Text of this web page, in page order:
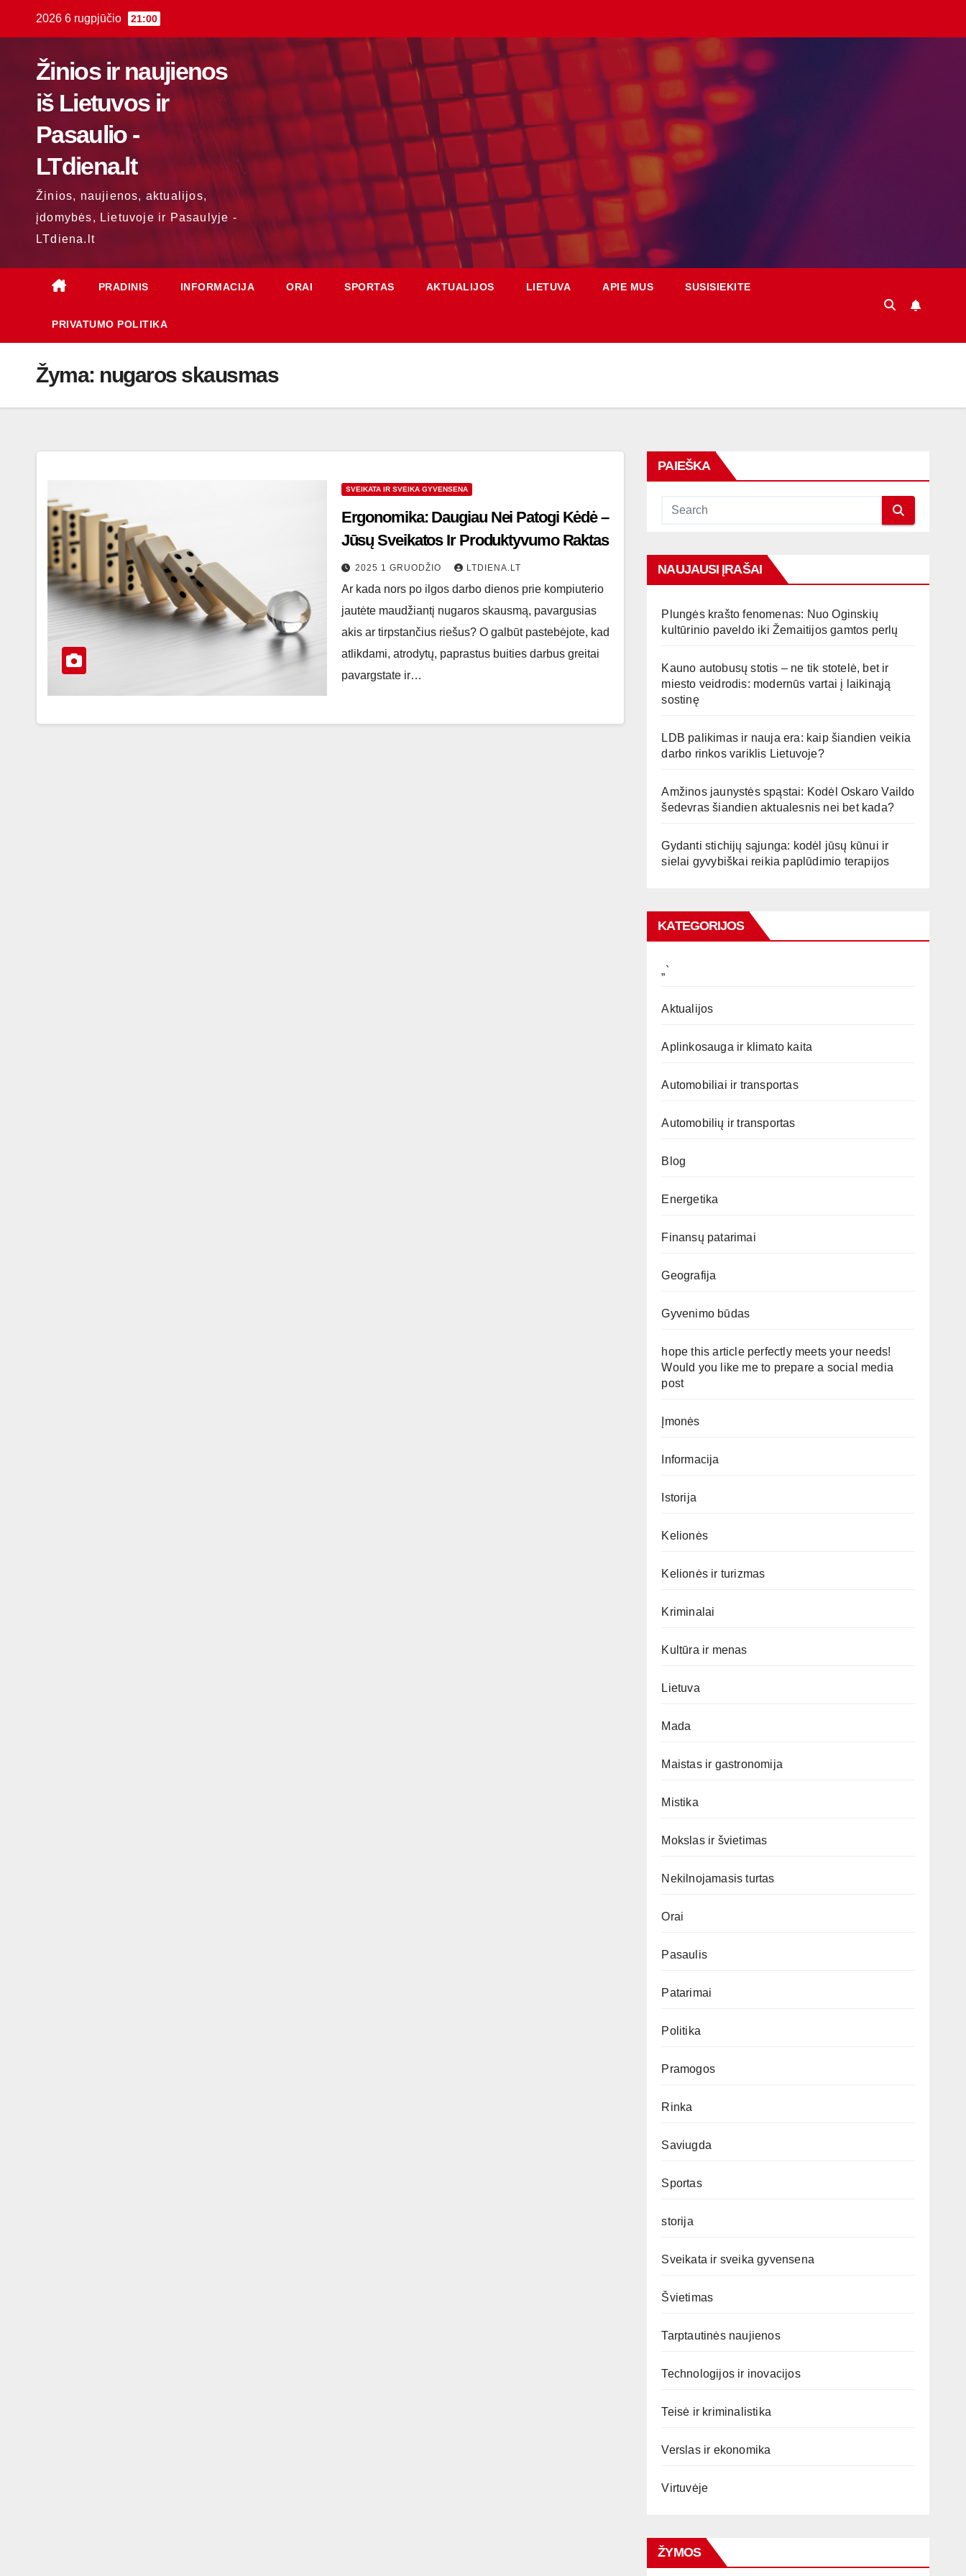
2026 6 rugpjūčio 21:00
Žinios ir naujienos
iš Lietuvos ir
Pasaulio -
LTdiena.lt
Žinios, naujienos, aktualijos,
įdomybės, Lietuvoje ir Pasaulyje -
LTdiena.lt
PRADINIS INFORMACIJA ORAI SPORTAS AKTUALIJOS LIETUVA APIE MUS SUSISIEKITE
PRIVATUMO POLITIKA
Žyma: nugaros skausmas
SVEIKATA IR SVEIKA GYVENSENA
Ergonomika: Daugiau Nei Patogi Kėdė –
Jūsų Sveikatos Ir Produktyvumo Raktas
2025 1 GRUODŽIO LTDIENA.LT
Ar kada nors po ilgos darbo dienos prie kompiuterio
jautėte maudžiantį nugaros skausmą, pavargusias
akis ar tirpstančius riešus? O galbūt pastebėjote, kad
atlikdami, atrodytų, paprastus buities darbus greitai
pavargstate ir…
PAIEŠKA
NAUJAUSI ĮRAŠAI
Plungės krašto fenomenas: Nuo Oginskių
kultūrinio paveldo iki Žemaitijos gamtos perlų
Kauno autobusų stotis – ne tik stotelė, bet ir
miesto veidrodis: modernūs vartai į laikinąją
sostinę
LDB palikimas ir nauja era: kaip šiandien veikia
darbo rinkos variklis Lietuvoje?
Amžinos jaunystės spąstai: Kodėl Oskaro Vaildo
šedevras šiandien aktualesnis nei bet kada?
Gydanti stichijų sąjunga: kodėl jūsų kūnui ir
sielai gyvybiškai reikia paplūdimio terapijos
KATEGORIJOS
„`
Aktualijos
Aplinkosauga ir klimato kaita
Automobiliai ir transportas
Automobilių ir transportas
Blog
Energetika
Finansų patarimai
Geografija
Gyvenimo būdas
hope this article perfectly meets your needs!
Would you like me to prepare a social media
post
Įmonės
Informacija
Istorija
Kelionės
Kelionės ir turizmas
Kriminalai
Kultūra ir menas
Lietuva
Mada
Maistas ir gastronomija
Mistika
Mokslas ir švietimas
Nekilnojamasis turtas
Orai
Pasaulis
Patarimai
Politika
Pramogos
Rinka
Saviugda
Sportas
storija
Sveikata ir sveika gyvensena
Švietimas
Tarptautinės naujienos
Technologijos ir inovacijos
Teisė ir kriminalistika
Verslas ir ekonomika
Virtuvėje
ŽYMOS